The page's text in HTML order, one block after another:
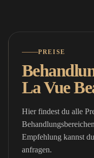
PREISE
La Vue
Hier findest du alle
Empfehlung kannst
anfragen.